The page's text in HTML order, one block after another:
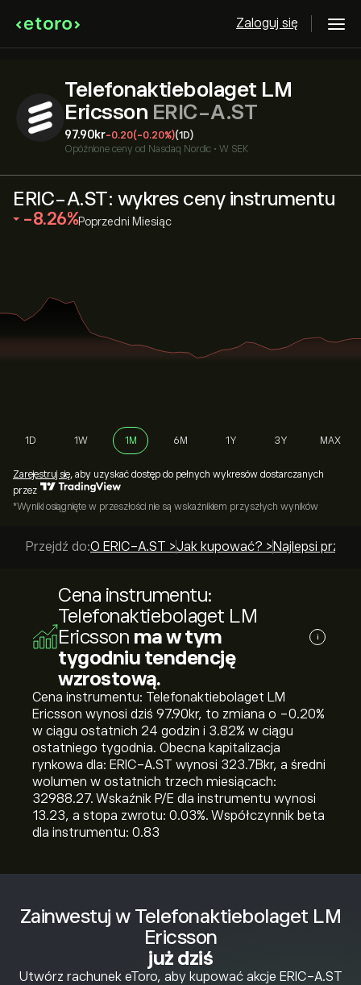
Zaloguj się
Telefonaktiebolaget LM
Ericsson ERIC-A.ST
97.90‎kr‎-0.20(-0.20%)(1D)
Opóźnione ceny od Nasdaq Nordic • W SEK
Zainwestuj w Telefonaktiebolaget LM
Ericsson
już dziś
Utwórz rachunek eToro, aby kupować akcje ERIC-A.ST
ERIC-A.ST: wykres ceny instrumentu
‎-8.26‎ Poprzedni Miesiąc
1D 1W 1M 6M 1Y 3Y MAX
Zarejestruj się, aby uzyskać dostęp do pełnych wykresów dostarczanych
przez
*Wyniki osiągnięte w przeszłości nie są wskaźnikiem przyszłych wyników
Przejdź do:O ERIC-A.ST >Jak kupować? > Najlepsi
Cena instrumentu:
Telefonaktiebolaget LM
Ericsson ma w tym
tygodniu tendencję
wzrostową.
i
Cena instrumentu: Telefonaktiebolaget LM
Ericsson wynosi dziś 97.90‎kr‎, to zmiana o ‎-0.20‎%
w ciągu ostatnich 24 godzin i ‎3.82‎% w ciągu
ostatniego tygodnia. Obecna kapitalizacja
rynkowa dla: ERIC-A.ST wynosi 323.7B‎kr‎, a średni
wolumen w ostatnich trzech miesiącach:
32988.27. Wskaźnik P/E dla instrumentu wynosi
13.23, a stopa zwrotu: 0.03%. Współczynnik beta
dla instrumentu: 0.83